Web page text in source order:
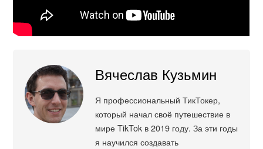
Вячеслав Кузьмин
Я профессиональный ТикТокер,
который начал своё путешествие в
мире TikTok в 2019 году. За эти годы
я научился создавать